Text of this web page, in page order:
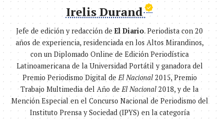
Irelis Durand
Jefe de edición y redacción deEl Diario. Periodista con 20
años de experiencia, residenciada en los Altos Mirandinos,
con un Diplomado Online de Edición Periodística
Latinoamericana de la Universidad Portátil y ganadora del
Premio Periodismo Digital deEl Nacional2015, Premio
Trabajo Multimedia del Año deEl Nacional2018, y de la
Mención Especial en el Concurso Nacional de Periodismo del
Instituto Prensa y Sociedad (IPYS) en la categoría